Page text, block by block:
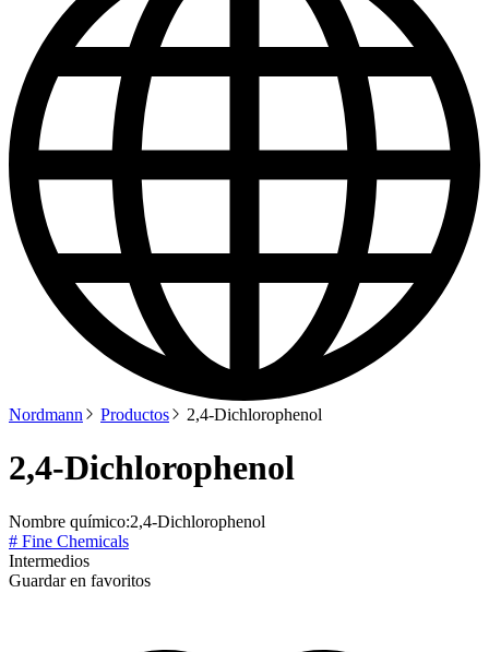
Nordmann Productos 2,4-Dichlorophenol
2,4-Dichlorophenol
Nombre químico:2,4-Dichlorophenol
# Fine Chemicals
Intermedios
Guardar en favoritos